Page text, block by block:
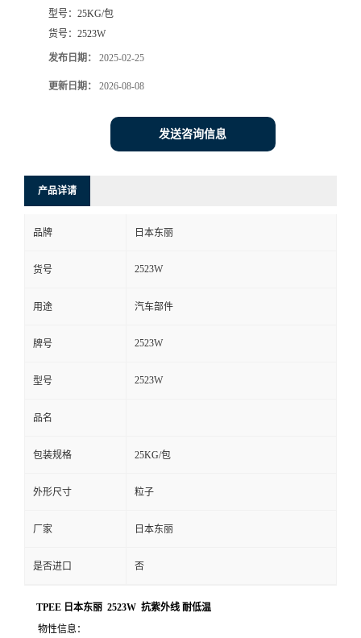
型号： 25KG/包
货号： 2523W
发布日期： 2025-02-25
更新日期： 2026-08-08
发送咨询信息
产品详请
品牌 日本东丽
货号 2523W
用途 汽车部件
牌号 2523W
型号 2523W
品名
包装规格 25KG/包
外形尺寸 粒子
厂家 日本东丽
是否进口 否
TPEE 日本东丽 2523W 抗紫外线 耐低温
物性信息：